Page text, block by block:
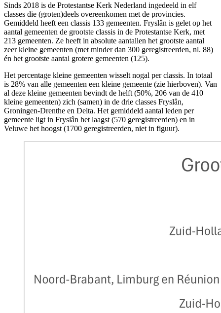
Sinds 2018 is de Protestantse Kerk Nederland ingedeeld in elf
classes die (groten)deels overeenkomen met de provincies.
Gemiddeld heeft een classis 133 gemeenten. Fryslân is gelet op het
aantal gemeenten de grootste classis in de Protestantse Kerk, met
213 gemeenten. Ze heeft in absolute aantallen het grootste aantal
zeer kleine gemeenten (met minder dan 300 geregistreerden, nl. 88)
én het grootste aantal grotere gemeenten (125).
Het percentage kleine gemeenten wisselt nogal per classis. In totaal
is 28% van alle gemeenten een kleine gemeente (zie hierboven). Van
al deze kleine gemeenten bevindt de helft (50%, 206 van de 410
kleine gemeenten) zich (samen) in de drie classes Fryslân,
Groningen-Drenthe en Delta. Het gemiddeld aantal leden per
gemeente ligt in Fryslân het laagst (570 geregistreerden) en in
Veluwe het hoogst (1700 geregistreerden, niet in figuur).